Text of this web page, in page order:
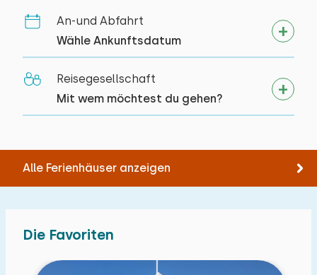
An-und Abfahrt
Wähle Ankunftsdatum
Reisegesellschaft
Mit wem möchtest du gehen?
Alle Ferienhäuser anzeigen
Die Favoriten